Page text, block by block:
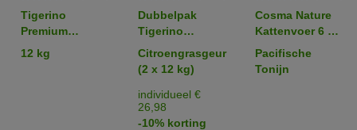
Tigerino
Premium
Kattenbakvulling
- Sensitive
12 kg
Dubbelpak
Tigerino
Premium
Kattenbakvulling
Citroengrasgeur
(2 x 12 kg)
individueel €
26,98
-10% korting
Cosma Nature
Kattenvoer 6 x
70 g
Pacifische
Tonijn